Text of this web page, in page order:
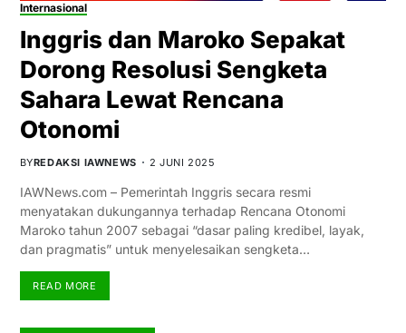
Internasional
Inggris dan Maroko Sepakat
Dorong Resolusi Sengketa
Sahara Lewat Rencana
Otonomi
BYREDAKSI IAWNEWS 2 JUNI 2025
IAWNews.com – Pemerintah Inggris secara resmi
menyatakan dukungannya terhadap Rencana Otonomi
Maroko tahun 2007 sebagai “dasar paling kredibel, layak,
dan pragmatis” untuk menyelesaikan sengketa…
READ MORE